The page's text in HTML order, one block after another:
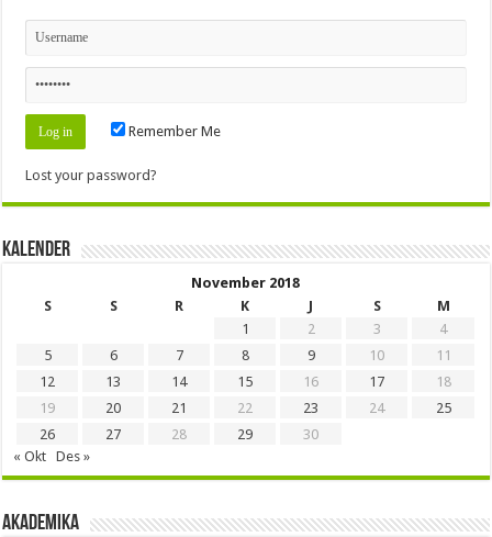
Remember Me
Lost your password?
Kalender
November 2018
S
S R K J S
M
1
2 3
4
5
6 7 8 9 10
11
12
13 14 15 16 17
18
19
20 21 22 23 24
25
26
27 28 29
30
« Okt
Des »
Akademika